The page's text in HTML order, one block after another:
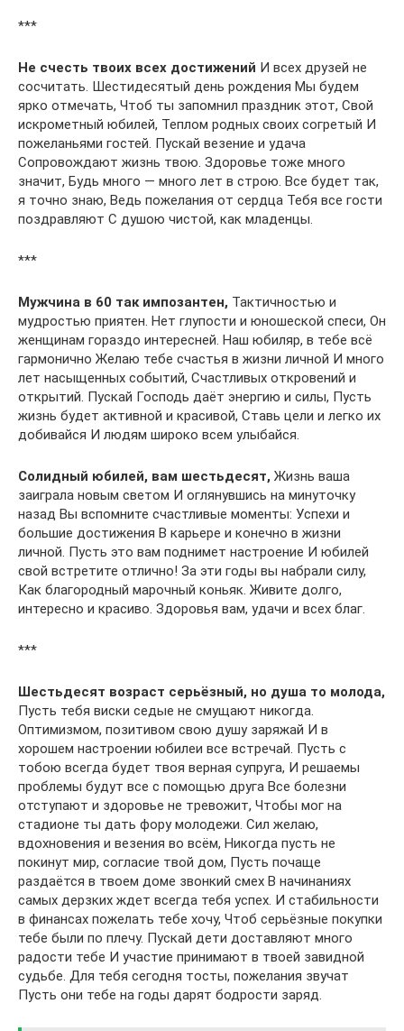
***
Не счесть твоих всех достижений И всех друзей не
сосчитать. Шестидесятый день рождения Мы будем
ярко отмечать, Чтоб ты запомнил праздник этот, Свой
искрометный юбилей, Теплом родных своих согретый И
пожеланьями гостей. Пускай везение и удача
Сопровождают жизнь твою. Здоровье тоже много
значит, Будь много — много лет в строю. Все будет так,
я точно знаю, Ведь пожелания от сердца Тебя все гости
поздравляют С душою чистой, как младенцы.
***
Мужчина в 60 так импозантен, Тактичностью и
мудростью приятен. Нет глупости и юношеской спеси, Он
женщинам гораздо интересней. Наш юбиляр, в тебе всё
гармонично Желаю тебе счастья в жизни личной И много
лет насыщенных событий, Счастливых откровений и
открытий. Пускай Господь даёт энергию и силы, Пусть
жизнь будет активной и красивой, Ставь цели и легко их
добивайся И людям широко всем улыбайся.
Солидный юбилей, вам шестьдесят, Жизнь ваша
заиграла новым светом И оглянувшись на минуточку
назад Вы вспомните счастливые моменты: Успехи и
большие достижения В карьере и конечно в жизни
личной. Пусть это вам поднимет настроение И юбилей
свой встретите отлично! За эти годы вы набрали силу,
Как благородный марочный коньяк. Живите долго,
интересно и красиво. Здоровья вам, удачи и всех благ.
***
Шестьдесят возраст серьёзный, но душа то молода,
Пусть тебя виски седые не смущают никогда.
Оптимизмом, позитивом свою душу заряжай И в
хорошем настроении юбилеи все встречай. Пусть с
тобою всегда будет твоя верная супруга, И решаемы
проблемы будут все с помощью друга Все болезни
отступают и здоровье не тревожит, Чтобы мог на
стадионе ты дать фору молодежи. Сил желаю,
вдохновения и везения во всём, Никогда пусть не
покинут мир, согласие твой дом, Пусть почаще
раздаётся в твоем доме звонкий смех В начинаниях
самых дерзких ждет всегда тебя успех. И стабильности
в финансах пожелать тебе хочу, Чтоб серьёзные покупки
тебе были по плечу. Пускай дети доставляют много
радости тебе И участие принимают в твоей завидной
судьбе. Для тебя сегодня тосты, пожелания звучат
Пусть они тебе на годы дарят бодрости заряд.